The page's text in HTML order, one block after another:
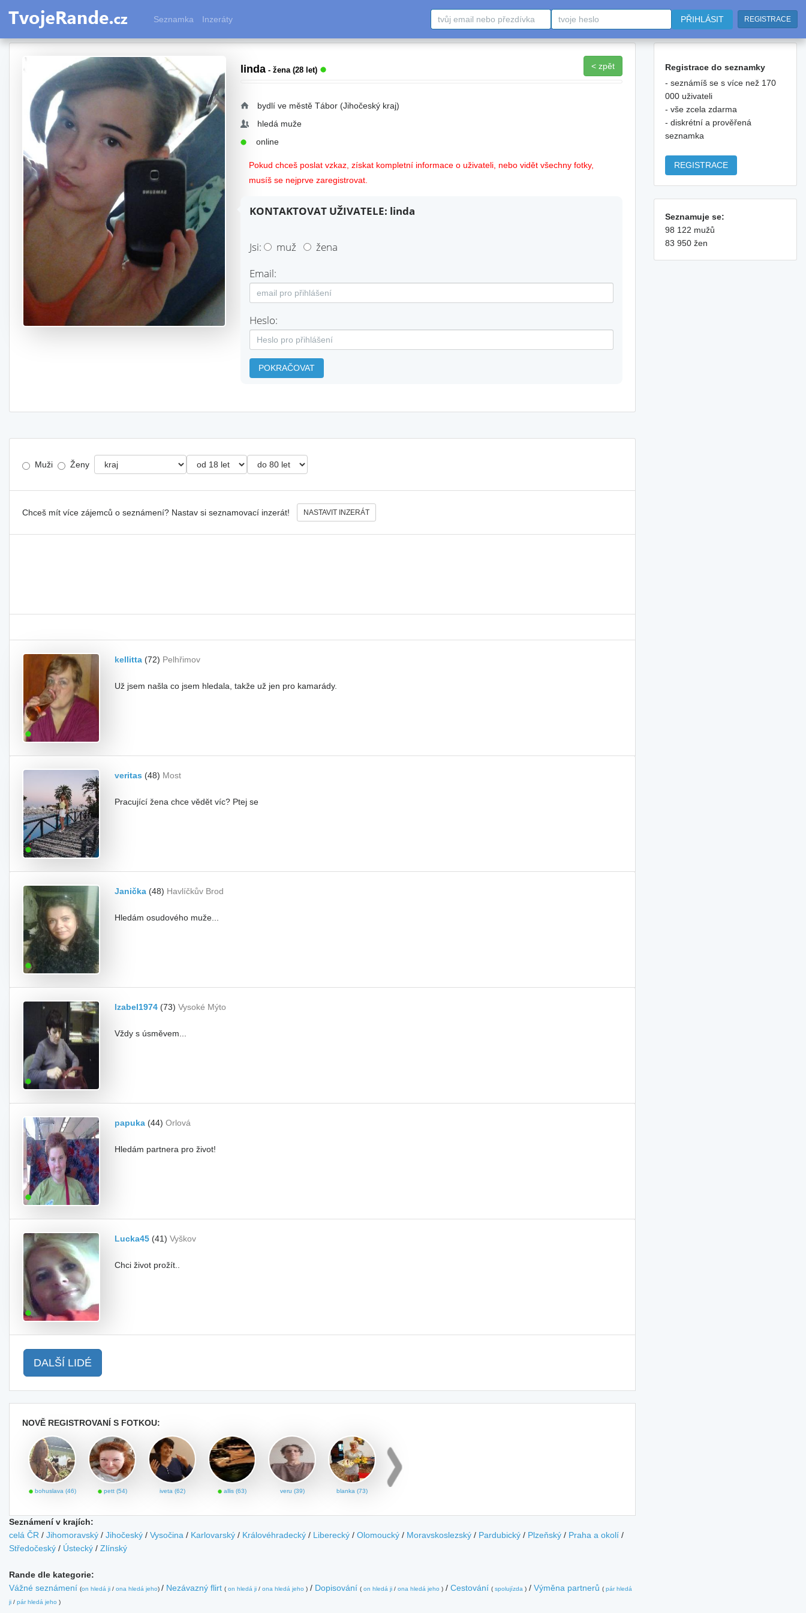
Seznamka Inzeráty PŘIHLÁSIT REGISTRACE
linda - žena (28 let) < zpět
bydlí ve městě Tábor (Jihočeský kraj)
hledá muže
online
Pokud chceš poslat vzkaz, získat kompletní informace o uživateli, nebo vidět všechny fotky,
musíš se nejprve zaregistrovat.
KONTAKTOVAT UŽIVATELE: linda
Jsi: muž
žena
Email:
Heslo:
POKRAČOVAT
Muži Ženy
Chceš mít více zájemců o seznámení? Nastav si seznamovací inzerát! NASTAVIT INZERÁT
kellitta (72) Pelhřimov
Už jsem našla co jsem hledala, takže už jen pro kamarády.
veritas (48) Most
Pracující žena chce vědět víc? Ptej se
Janička (48) Havlíčkův Brod
Hledám osudového muže...
Izabel1974 (73) Vysoké Mýto
Vždy s úsměvem...
papuka (44) Orlová
Hledám partnera pro život!
Lucka45 (41) Vyškov
Chci život prožít..
DALŠÍ LIDÉ
NOVĚ REGISTROVANÍ S FOTKOU:
bohuslava (46) pett (54) iveta (62) allis (63) veru (39) blanka (73)
Seznámení v krajích:
celá ČR / Jihomoravský / Jihočeský / Vysočina / Karlovarský / Královéhradecký / Liberecký / Olomoucký / Moravskoslezský / Pardubický / Plzeňský / Praha a okolí /
Středočeský / Ústecký / Zlínský
Rande dle kategorie:
Vážné seznámení (on hledá ji / ona hledá jeho) / Nezávazný flirt ( on hledá ji / ona hledá jeho ) / Dopisování ( on hledá ji / ona hledá jeho ) / Cestování ( spolujízda ) / Výměna partnerů ( pár hledá
ji / pár hledá jeho )
Registrace do seznamky
- seznámíš se s více než 170
000 uživateli
- vše zcela zdarma
- diskrétní a prověřená
seznamka
REGISTRACE
Seznamuje se:
98 122 mužů
83 950 žen